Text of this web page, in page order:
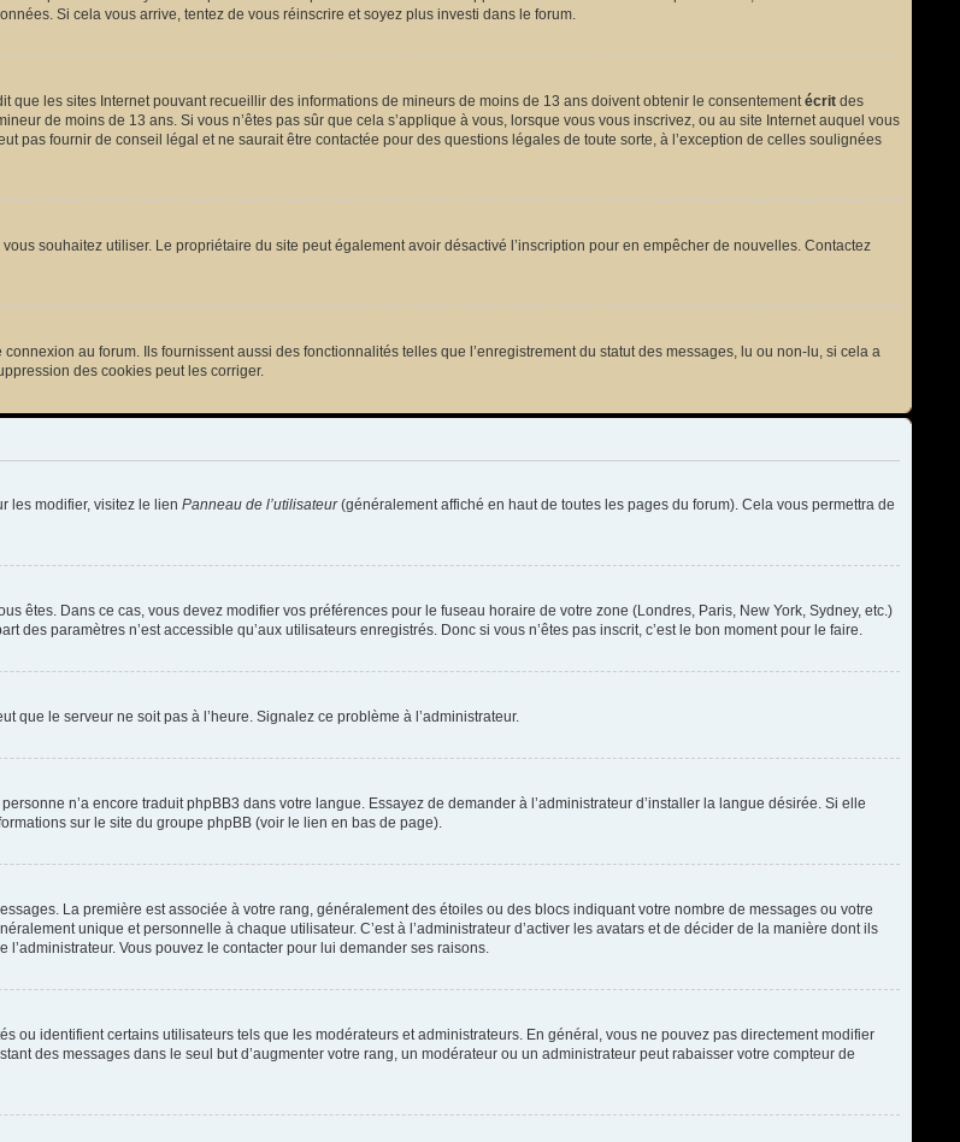
Si cela vous arrive, tentez de vous réinscrire et soyez plus investi dans le forum.
que les sites Internet pouvant recueillir des informations de mineurs de moins de 13 ans doivent obtenir le consentementécrit des
de moins de 13 ans. Si vous n’êtes pas sûr que cela s’applique à vous, lorsque vous vous inscrivez, ou au site Internet auquel vous
pas fournir de conseil légal et ne saurait être contactée pour des questions légales de toute sorte, à l’exception de celles soulignées
souhaitez utiliser. Le propriétaire du site peut également avoir désactivé l’inscription pour en empêcher de nouvelles. Contactez
au forum. Ils fournissent aussi des fonctionnalités telles que l’enregistrement du statut des messages, lu ou non-lu, si cela a
des cookies peut les corriger.
les modifier, visitez le lien Panneau de l’utilisateur(généralement affiché en haut de toutes les pages du forum). Cela vous permettra de
êtes. Dans ce cas, vous devez modifier vos préférences pour le fuseau horaire de votre zone (Londres, Paris, New York, Sydney, etc.)
paramètres n’est accessible qu’aux utilisateurs enregistrés. Donc si vous n’êtes pas inscrit, c’est le bon moment pour le faire.
que le serveur ne soit pas à l’heure. Signalez ce problème à l’administrateur.
n’a encore traduit phpBB3 dans votre langue. Essayez de demander à l’administrateur d’installer la langue désirée. Si elle
sur le site du groupe phpBB (voir le lien en bas de page).
La première est associée à votre rang, généralement des étoiles ou des blocs indiquant votre nombre de messages ou votre
unique et personnelle à chaque utilisateur. C’est à l’administrateur d’activer les avatars et de décider de la manière dont ils
Vous pouvez le contacter pour lui demander ses raisons.
ou identifient certains utilisateurs tels que les modérateurs et administrateurs. En général, vous ne pouvez pas directement modifier
des messages dans le seul but d’augmenter votre rang, un modérateur ou un administrateur peut rabaisser votre compteur de